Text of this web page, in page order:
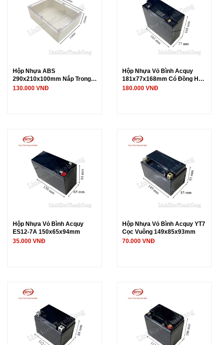
Hộp Nhựa ABS
290x210x100mm Nắp Trong
Suốt (Chống Nước IP65)
130.000 VNĐ
Hộp Nhựa Vỏ Bình Acquy
181x77x168mm Có Đồng Hồ
Đo Điện Áp
180.000 VNĐ
Hộp Nhựa Vỏ Bình Acquy
ES12-7A 150x65x94mm
35.000 VNĐ
Hộp Nhựa Vỏ Bình Acquy YT7
Cọc Vuông 149x85x93mm
70.000 VNĐ